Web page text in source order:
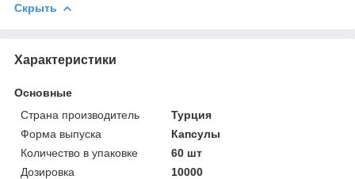
Скрыть
Характеристики
Основные
Страна производитель
Турция
Форма выпуска
Капсулы
Количество в упаковке
60 шт
Дозировка
10000